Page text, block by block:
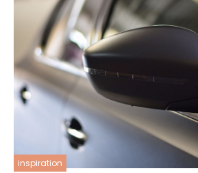
inspiration